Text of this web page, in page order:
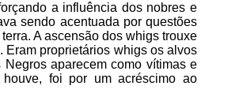
a influência dos nobres e
sendo acentuada por questões
A ascensão dos whigs trouxe
Eram proprietários whigs os alvos
aparecem como vítimas e
foi por um acréscimo ao